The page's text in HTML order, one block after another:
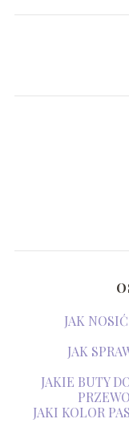
JAK
JAK
JAKIE BUTY
JAKI KOLOR